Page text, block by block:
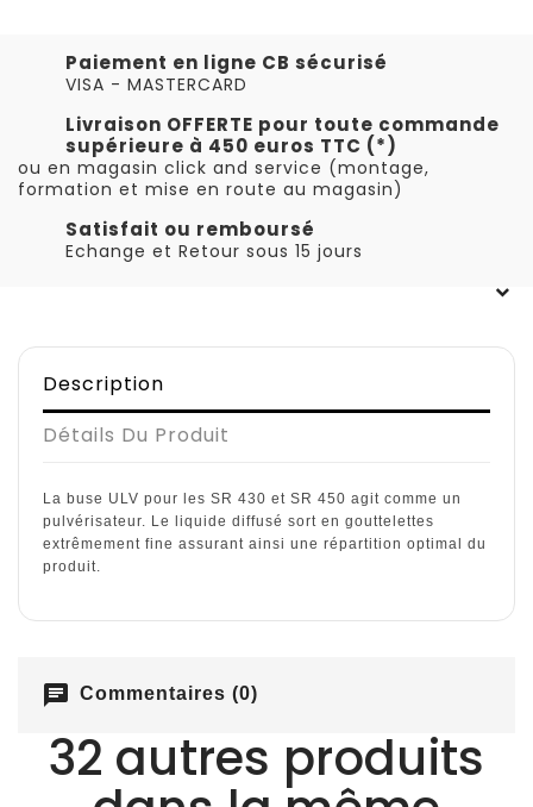
Paiement en ligne CB sécurisé
VISA - MASTERCARD
Livraison OFFERTE pour toute commande
supérieure à 450 euros TTC (*)
ou en magasin click and service (montage,
formation et mise en route au magasin)
Satisfait ou remboursé
Echange et Retour sous 15 jours
Description
Détails Du Produit
La buse ULV pour les SR 430 et SR 450 agit comme un
pulvérisateur. Le liquide diffusé sort en gouttelettes
extrêmement fine assurant ainsi une répartition optimal du
produit.
chat Commentaires (0)
32 autres produits